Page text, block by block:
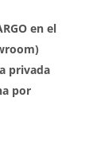
en el
privada
por